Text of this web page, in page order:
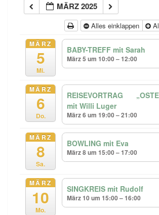
MÄRZ 2025
Alles einklappen
MÄRZ
5
Mi.
BABY-TREFF mit Sarah
März 5 um 10:00 – 12:00
MÄRZ
6
Do.
REISEVORTRAG
mit Willi Luger
März 6 um 19:00 – 21:00
MÄRZ
8
Sa.
BOWLING mit Eva
März 8 um 15:00 – 17:00
MÄRZ
10
Mo.
SINGKREIS mit Rudolf
März 10 um 15:00 – 16:00